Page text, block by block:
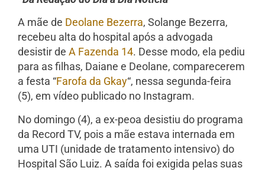
A mãe de Deolane Bezerra, Solange Bezerra,
recebeu alta do hospital após a advogada
desistir de A Fazenda 14. Desse modo, ela pediu
para as filhas, Daiane e Deolane, comparecerem
a festa “Farofa da Gkay“, nessa segunda-feira
(5), em vídeo publicado no Instagram.
No domingo (4), a ex-peoa desistiu do programa
da Record TV, pois a mãe estava internada em
uma UTI (unidade de tratamento intensivo) do
Hospital São Luiz. A saída foi exigida pelas suas